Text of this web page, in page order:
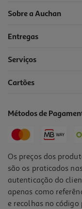
Sobre a Auchan
Entregas
Serviços
Cartões
Métodos de
Os preços dos
são os praticados
autenticação do
apenas como
e recolhas no